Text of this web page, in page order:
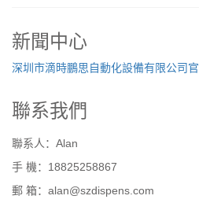
新聞中心
深圳市滴時鵬思自動化設備有限公司官
聯系我們
聯系人：Alan
手 機：18825258867
郵 箱：alan@szdispens.com